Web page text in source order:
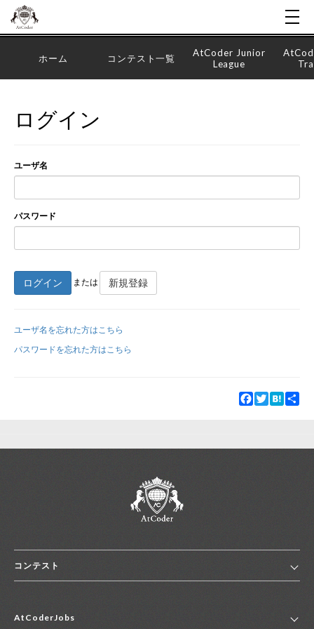
新規登録
ホーム コンテスト一覧
AtCoder Junior
League
ログイン
ユーザ名
パスワード
ログイン または 新規登録
ユーザ名を忘れた方はこちら
パスワードを忘れた方はこちら
Facebook
TwitterHatena
コンテスト
コンテスト一覧
AtCoderJobs